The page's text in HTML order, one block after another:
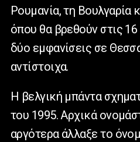
Ρουμανία, τη Βουλγαρία
όπου θα βρεθούν στις 16
δύο εμφανίσεις σε
αντίστοιχα.
Η βελγική μπάντα
του 1995. Αρχικά
αργότερα άλλαξε το